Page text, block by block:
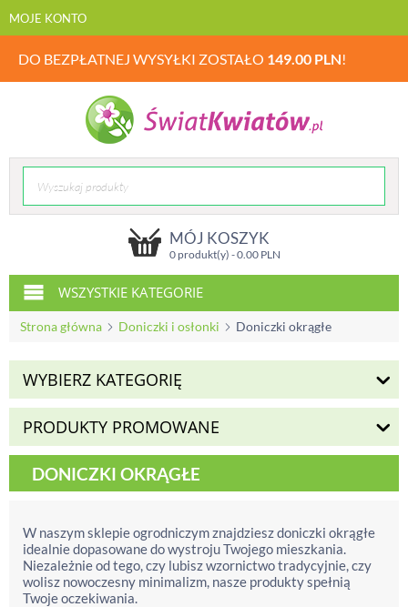
MOJE KONTO
DO BEZPŁATNEJ WYSYŁKI ZOSTAŁO 149.00 PLN!
MÓJ KOSZYK
0 produkt(y) -0.00PLN
WSZYSTKIE KATEGORIE
Strona główna Doniczki i osłonki Doniczki okrągłe
WYBIERZ KATEGORIĘ
PRODUKTY PROMOWANE
DONICZKI OKRĄGŁE
W naszym sklepie ogrodniczym znajdziesz doniczki okrągłe
idealnie dopasowane do wystroju Twojego mieszkania.
Niezależnie od tego, czy lubisz wzornictwo tradycyjnie, czy
wolisz nowoczesny minimalizm, nasze produkty spełnią
Twoje oczekiwania.